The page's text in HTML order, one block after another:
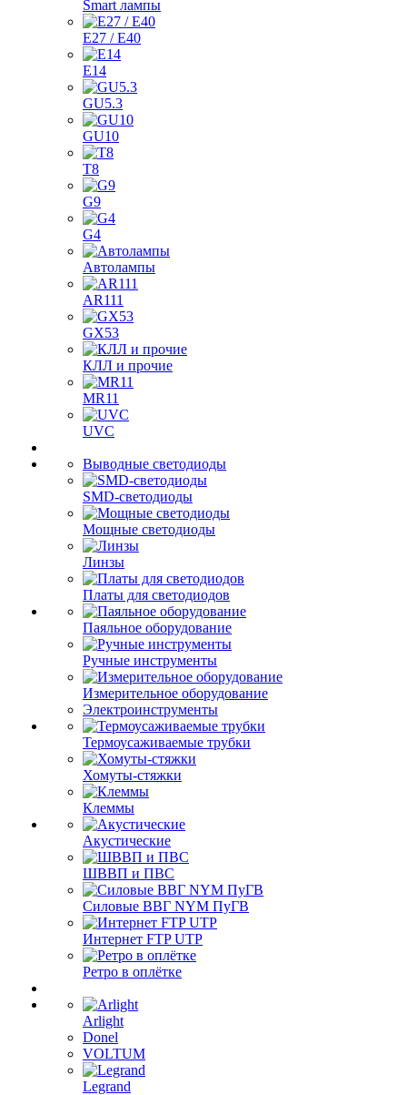
Smart лампы
E27 / E40
E14
GU5.3
GU10
T8
G9
G4
Автолампы
AR111
GX53
КЛЛ и прочие
MR11
UVC
Выводные светодиоды
SMD-светодиоды
Мощные светодиоды
Линзы
Платы для светодиодов
Паяльное оборудование
Ручные инструменты
Измерительное оборудование
Электроинструменты
Термоусаживаемые трубки
Хомуты-стяжки
Клеммы
Акустические
ШВВП и ПВС
Силовые ВВГ NYM ПуГВ
Интернет FTP UTP
Ретро в оплётке
Arlight
Donel
VOLTUM
Legrand